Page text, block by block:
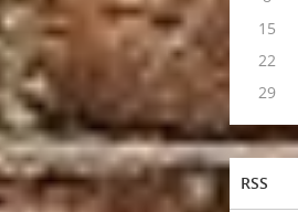
15
22
29
RSS